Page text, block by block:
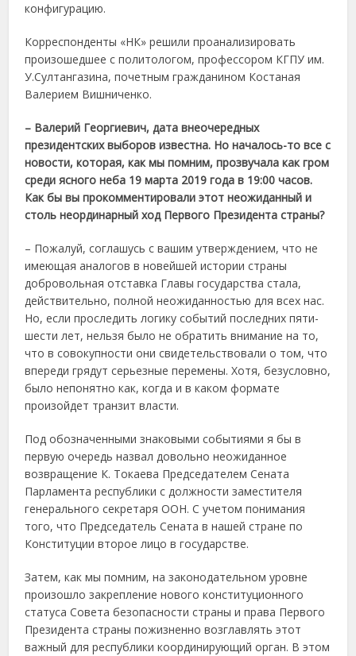
конфигурацию.
Корреспонденты «НК» решили проанализировать
произошедшее с политологом, профессором КГПУ им.
У.Султангазина, почетным гражданином Костаная
Валерием Вишниченко.
– Валерий Георгиевич, дата внеочередных
президентских выборов известна. Но началось-то все с
новости, которая, как мы помним, прозвучала как гром
среди ясного неба 19 марта 2019 года в 19:00 часов.
Как бы вы прокомментировали этот неожиданный и
столь неординарный ход Первого Президента страны?
– Пожалуй, соглашусь с вашим утверждением, что не
имеющая аналогов в новейшей истории страны
добровольная отставка Главы государства стала,
действительно, полной неожиданностью для всех нас.
Но, если проследить логику событий последних пяти-
шести лет, нельзя было не обратить внимание на то,
что в совокупности они свидетельствовали о том, что
впереди грядут серьезные перемены. Хотя, безусловно,
было непонятно как, когда и в каком формате
произойдет транзит власти.
Под обозначенными знаковыми событиями я бы в
первую очередь назвал довольно неожиданное
возвращение К. Токаева Председателем Сената
Парламента республики с должности заместителя
генерального секретаря ООН. С учетом понимания
того, что Председатель Сената в нашей стране по
Конституции второе лицо в государстве.
Затем, как мы помним, на законодательном уровне
произошло закрепление нового конституционного
статуса Совета безопасности страны и права Первого
Президента страны пожизненно возглавлять этот
важный для республики координирующий орган. В этом